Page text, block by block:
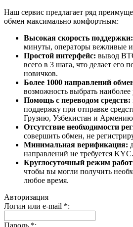
Наш сервис предлагает ряд
обмен максимально комфортным:
Высокая скорость поддержки:
минуты, операторы вежливые и
Простой интерфейс: вывод
всего в 3 шага, что делает его
новичков.
Более 1000 направлений
возможность выбрать
Помощь с переводом средств:
поддержку при отправке
Грузию, Узбекистан и
Отсутствие необходимости
совершить обмен, не
Минимальная верификация:
направлений не требуется KYC.
Круглосуточный режим
чтобы вы могли получить
любое время.
Авторизация
Логин или e-mail *:
Пароль *: